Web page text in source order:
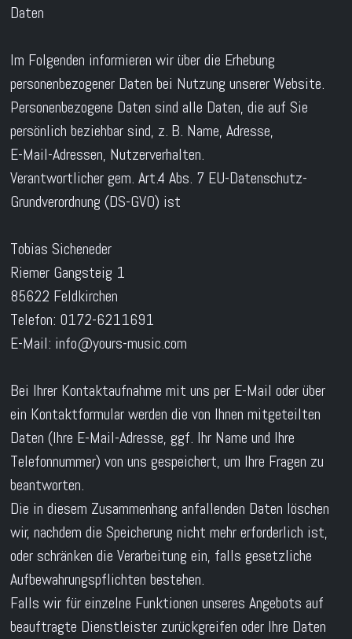
Daten
Im Folgenden informieren wir über die Erhebung
personenbezogener Daten bei Nutzung unserer Website.
Personenbezogene Daten sind alle Daten, die auf Sie
persönlich beziehbar sind, z. B. Name, Adresse,
E-Mail-Adressen, Nutzerverhalten.
Verantwortlicher gem. Art.4 Abs. 7 EU-Datenschutz-
Grundverordnung (DS-GVO) ist
Tobias Sicheneder
Riemer Gangsteig 1
85622 Feldkirchen
Telefon: 0172-6211691
E-Mail: info@yours-music.com
Bei Ihrer Kontaktaufnahme mit uns per E-Mail oder über
ein Kontaktformular werden die von Ihnen mitgeteilten
Daten (Ihre E-Mail-Adresse, ggf. Ihr Name und Ihre
Telefonnummer) von uns gespeichert, um Ihre Fragen zu
beantworten.
Die in diesem Zusammenhang anfallenden Daten löschen
wir, nachdem die Speicherung nicht mehr erforderlich ist,
oder schränken die Verarbeitung ein, falls gesetzliche
Aufbewahrungspflichten bestehen.
Falls wir für einzelne Funktionen unseres Angebots auf
beauftragte Dienstleister zurückgreifen oder Ihre Daten